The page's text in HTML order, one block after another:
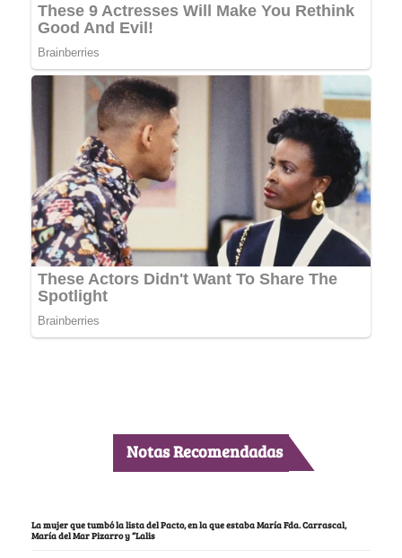
Notas Recomendadas
La mujer que tumbó la lista del Pacto, en la que estaba María Fda. Carrascal,
María del Mar Pizarro y “Lalis